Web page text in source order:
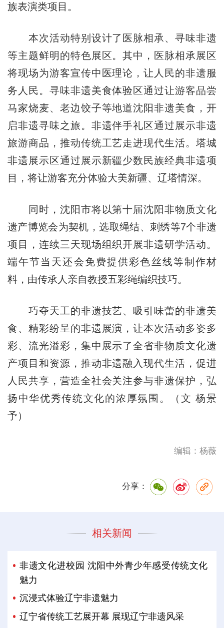
族表演类项目。
本次活动特别设计了 医脉相承、寻味非遗
等主题鲜明的特色展区。其中，医脉相承展区
将现场为游客宣传中医理论，让人民的非遗服
务人民。寻味非遗美食体验区通过让游客品尝
马家烧麦、老边饺子等地道沈阳非遗美食，开
启非遗寻味之旅。非遗伴手礼区通过展示非遗
旅游商品，推动传统工艺走进现代生活。塔城
非遗展示区通过展示新疆少数民族经典非遗项
目，将让游客充分体验大美新疆、辽塔情深。
同时，沈阳市将以第十届沈阳非物质文化
遗产博览会为契机，选取绳结、刺绣等7个非遗
项目，连续三天现场组织开展非遗研学活动。
端午节当天还会免费提供彩色丝线等制作材
料，由传承人亲自教授五彩绳编织技巧。
巧夺天工的非遗技艺、吸引味蕾的非遗美
食、精彩纷呈的非遗展演，让本次活动多姿多
彩、流光溢彩，集中展示了全省非物质文化遗
产项目和资源，推动非遗融入现代生活，促进
人民共享，营造全社会关注参与非遗保护，弘
扬中华优秀传统文化的浓厚氛围。（文 杨景
予）
编辑：杨薇
分享：
相关新闻
非遗文化进校园 沈阳中外青少年感受传统文化
魅力
沉浸式体验辽宁非遗魅力
辽宁省传统工艺展开幕 展现辽宁非遗风采